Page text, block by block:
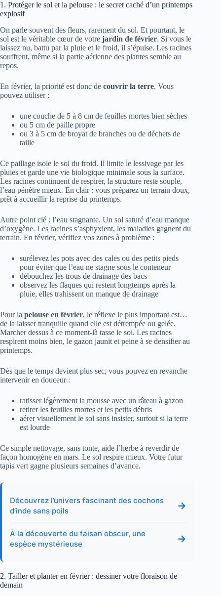
1. Protéger le sol et la pelouse : le secret caché d’un printemps
explosif
On parle souvent des fleurs, rarement du sol. Et pourtant, le
sol est le véritable cœur de votre jardin de février. Si vous le
laissez nu, battu par la pluie et le froid, il s’épuise. Les racines
souffrent, même si la partie aérienne des plantes semble au
repos.
En février, la priorité est donc de couvrir la terre. Vous
pouvez utiliser :
une couche de 5 à 8 cm de feuilles mortes bien sèches
ou 5 cm de paille propre
ou 3 à 5 cm de broyat de branches ou de déchets de
taille
Ce paillage isole le sol du froid. Il limite le lessivage par les
pluies et garde une vie biologique minimale sous la surface.
Les racines continuent de respirer, la structure reste souple,
l’eau pénètre mieux. En clair : vous préparez un terrain doux,
prêt à accueillir la reprise du printemps.
Autre point clé : l’eau stagnante. Un sol saturé d’eau manque
d’oxygène. Les racines s’asphyxient, les maladies gagnent du
terrain. En février, vérifiez vos zones à problème :
surélevez les pots avec des cales ou des petits pieds
pour éviter que l’eau ne stagne sous le conteneur
débouchez les trous de drainage des bacs
observez les flaques qui restent longtemps après la
pluie, elles trahissent un manque de drainage
Pour la pelouse en février, le réflexe le plus important est…
de la laisser tranquille quand elle est détrempée ou gelée.
Marcher dessus à ce moment-là tasse le sol. Les racines
respirent moins bien, le gazon jaunit et peine à se densifier au
printemps.
Dès que le temps devient plus sec, vous pouvez en revanche
intervenir en douceur :
ratisser légèrement la mousse avec un râteau à gazon
retirer les feuilles mortes et les petits débris
aérer visuellement le sol sans insister, surtout si la terre
est lourde
Ce simple nettoyage, sans tonte, aide l’herbe à reverdir de
façon homogène en mars. Le sol respire mieux. Votre futur
tapis vert gagne plusieurs semaines d’avance.
Découvrez l’univers fascinant des cochons
d’inde sans poils
→
À la découverte du faisan obscur, une
espèce mystérieuse
→
2. Tailler et planter en février : dessiner votre floraison de
demain